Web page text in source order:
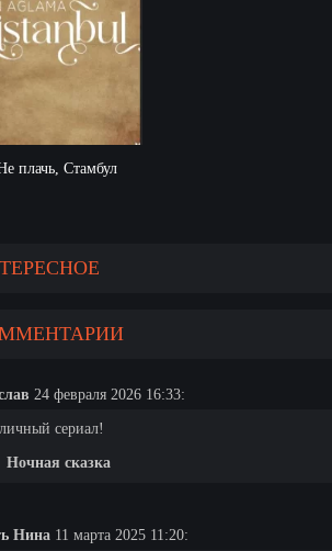
плачь, Стамбул
24 февраля 2026 16:33:
сериал!
Ночная сказка
Нина 11 марта 2025 11:20: